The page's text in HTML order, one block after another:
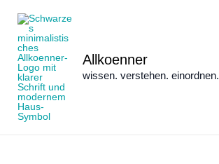
Inhalt
springen
Allkoenner
wissen. verstehen. einordnen.